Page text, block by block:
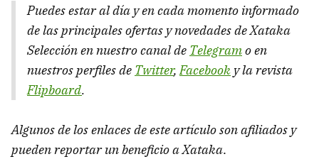
Puedes estar al día y en cada momento informado
de las principales ofertas y novedades de Xataka
Selección en nuestro canal de Telegramo en
nuestros perfiles de Twitter,Facebook y la revista
Flipboard.
Algunos de los enlaces de este artículo son afiliados y
pueden reportar un beneficio a Xataka.